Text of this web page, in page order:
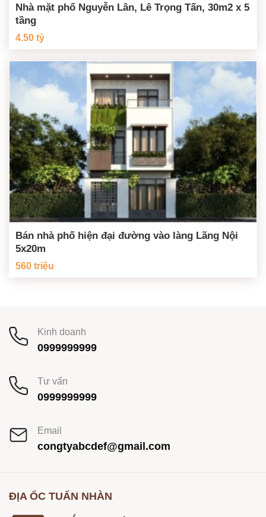
Nhà mặt phố Nguyễn Lân, Lê Trọng Tấn, 30m2 x 5
tầng
4.50 tỷ
Bán nhà phố hiện đại đường vào làng Lãng Nội
5x20m
560 triệu
Kinh doanh
0999999999
Tư vấn
0999999999
Email
congtyabcdef@gmail.com
ĐỊA ỐC TUẤN NHÀN